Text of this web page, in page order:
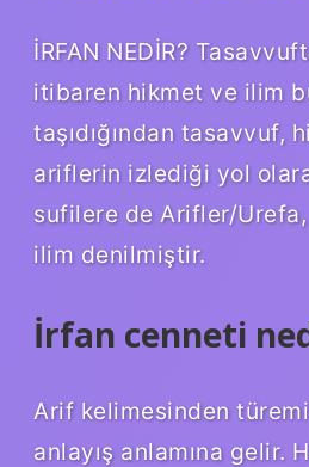
İRFAN NEDİR?
itibaren hikmet ve ilim
taşıdığından tasavvuf,
ariflerin izlediği yol
sufilere de Arifler/
ilim denilmiştir.
İrfan cenneti
Arif kelimesinden
anlayış anlamına gelir.